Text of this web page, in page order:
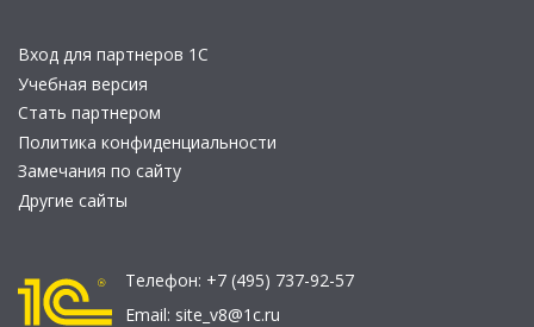
Вход для партнеров 1С
Учебная версия
Стать партнером
Политика конфиденциальности
Замечания по сайту
Другие сайты
Телефон: +7 (495) 737-92-57
Email: site_v8@1c.ru